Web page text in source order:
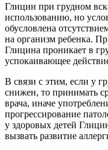
Глицин при грудном
использованию, но
обусловлена
на организм ребенка.
Глицина проникает в
успокаивающее
В связи с этим, если у
снижен, то принимать
врача, иначе
прогрессирование
у здоровых детей
вызвать развитие